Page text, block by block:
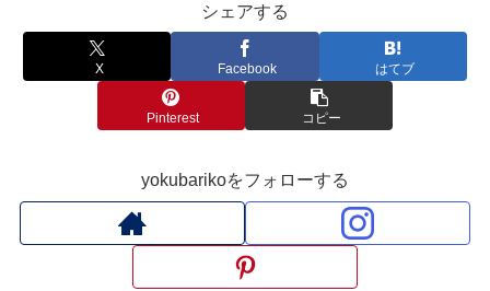
シェアする
X Facebook はてブ
Pinterest コピー
yokubarikoをフォローする